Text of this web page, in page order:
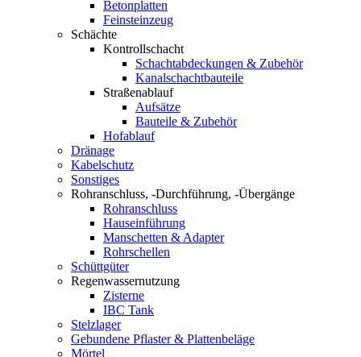
Betonplatten
Feinsteinzeug
Schächte
Kontrollschacht
Schachtabdeckungen & Zubehör
Kanalschachtbauteile
Straßenablauf
Aufsätze
Bauteile & Zubehör
Hofablauf
Dränage
Kabelschutz
Sonstiges
Rohranschluss, -Durchführung, -Übergänge
Rohranschluss
Hauseinführung
Manschetten & Adapter
Rohrschellen
Schüttgüter
Regenwassernutzung
Zisterne
IBC Tank
Stelzlager
Gebundene Pflaster & Plattenbeläge
Mörtel